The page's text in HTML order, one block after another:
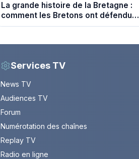
La grande histoire de la Bretagne :
comment les Bretons ont défendu
leur culture au fil des décennies
Services TV
News TV
Audiences TV
Forum
Numérotation des chaînes
Replay TV
Radio en ligne